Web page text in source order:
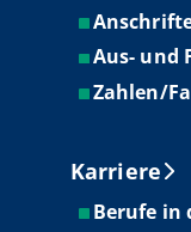
Aus- und
Zahlen/
Karriere
Berufe in